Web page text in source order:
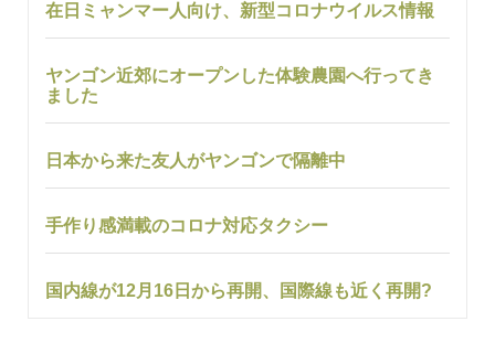
在日ミャンマー人向け、新型コロナウイルス情報
ヤンゴン近郊にオープンした体験農園へ行ってき
ました
日本から来た友人がヤンゴンで隔離中
手作り感満載のコロナ対応タクシー
国内線が12月16日から再開、国際線も近く再開?